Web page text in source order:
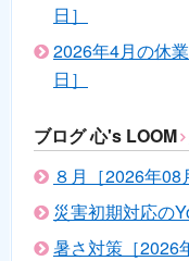
日］
2026年4月の休
日］
ブログ 心's LOOM
８月［2026年08
災害初期対応の
暑さ対策［2026